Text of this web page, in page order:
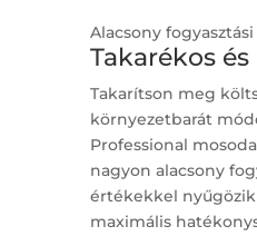
Alacsony
Takarékos
Takarítson meg
környezetbarát
Professional
nagyon alacsony
értékekkel nyűgözik
maximális